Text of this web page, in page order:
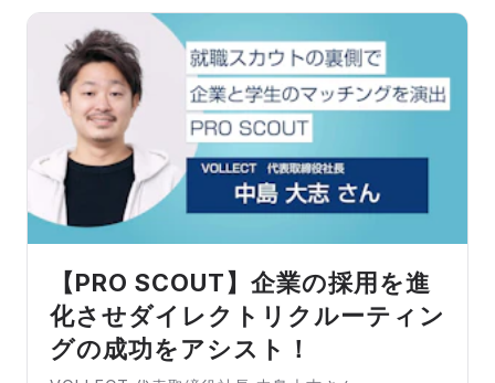
【PRO SCOUT】企業の採用を進
化させダイレクトリクルーティン
グの成功をアシスト！